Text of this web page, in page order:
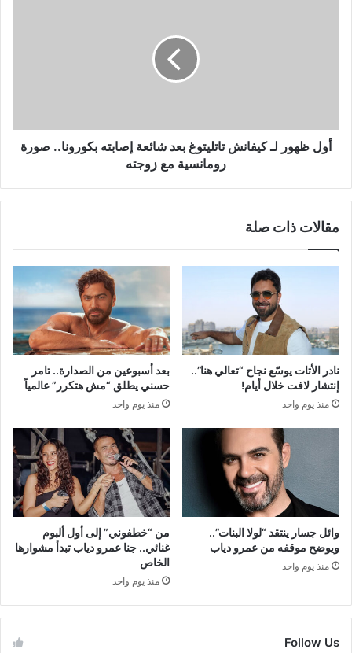
بكورونا..
صورة
أول ظهور لـ كيفانش تاتليتوغ بعد شائعة إصابته بكورونا.. صورة
رومانسية مع زوجته
مقالات ذات صلة
نادر الأتات يوسّع نجاح “تعالي هنا”..
إنتشار لافت خلال أيام!
منذ يوم واحد
بعد أسبوعين من الصدارة.. تامر
حسني يطلق “مش هتكرر” عالمياً
منذ يوم واحد
وائل جسار ينتقد “لولا البنات”..
ويوضح موقفه من عمرو دياب
منذ يوم واحد
من “خطفوني” إلى أول ألبوم
غنائي.. جنا عمرو دياب تبدأ مشوارها
الخاص
منذ يوم واحد
Follow Us